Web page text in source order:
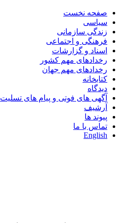
صفحه نخست
سیاسی
زندگی سازمانی
فرهنگی و اجتماعی
اسناد و گزارشات
رخدادهای مهم کشور
رخدادهای مهم جهان
کتابخانه
دیدگاه
آگهی های فوتی و پیام های تسلیت
آرشیف
پیوند ها
تماس با ما
English